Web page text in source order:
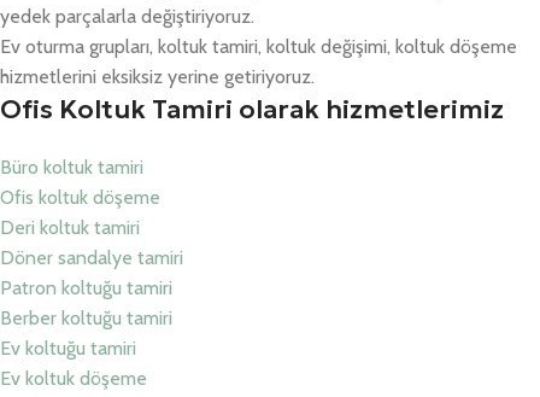
yedek parçalarla değiştiriyoruz.
Ev oturma grupları, koltuk tamiri, koltuk değişimi, koltuk döşeme
hizmetlerini eksiksiz yerine getiriyoruz.
Ofis Koltuk Tamiri olarak hizmetlerimiz
Büro koltuk tamiri
Ofis koltuk döşeme
Deri koltuk tamiri
Döner sandalye tamiri
Patron koltuğu tamiri
Berber koltuğu tamiri
Ev koltuğu tamiri
Ev koltuk döşeme